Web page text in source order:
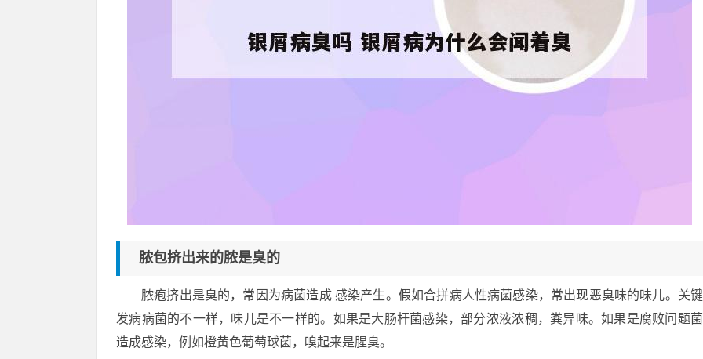
脓包挤出来的脓是臭的
脓疱挤出是臭的，常因为病菌造成 感染产生。假如合拼病人性病菌感染，常出现恶臭味的味儿。关键
发病病菌的不一样，味儿是不一样的。如果是大肠杆菌感染，部分浓液浓稠，粪异味。如果是腐败问题菌
造成感染，例如橙黄色葡萄球菌，嗅起来是腥臭。